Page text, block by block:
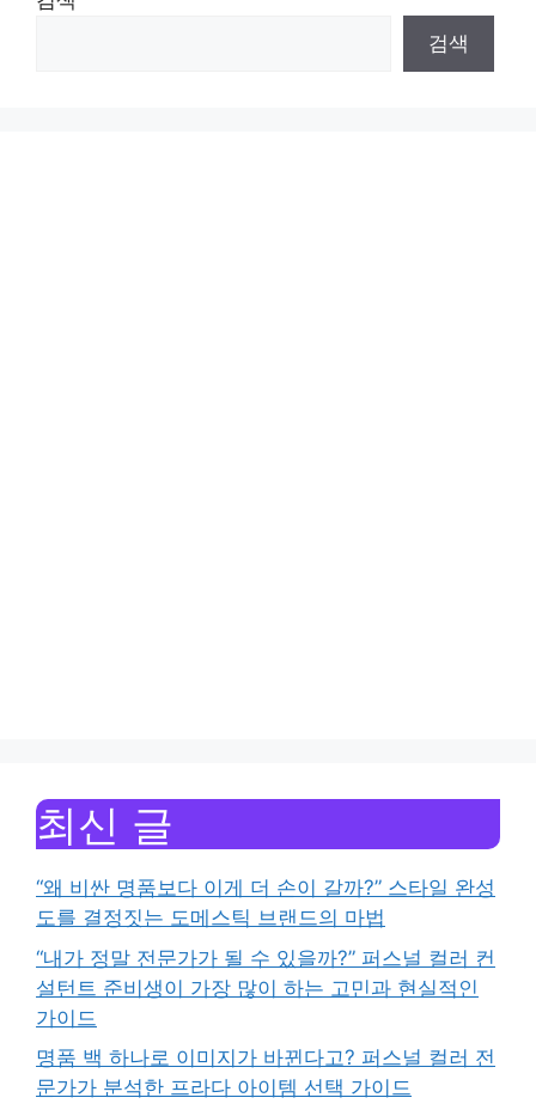
검색
최신 글
“왜 비싼 명품보다 이게 더 손이 갈까?” 스타일 완성
도를 결정짓는 도메스틱 브랜드의 마법
“내가 정말 전문가가 될 수 있을까?” 퍼스널 컬러 컨
설턴트 준비생이 가장 많이 하는 고민과 현실적인
가이드
명품 백 하나로 이미지가 바뀐다고? 퍼스널 컬러 전
문가가 분석한 프라다 아이템 선택 가이드